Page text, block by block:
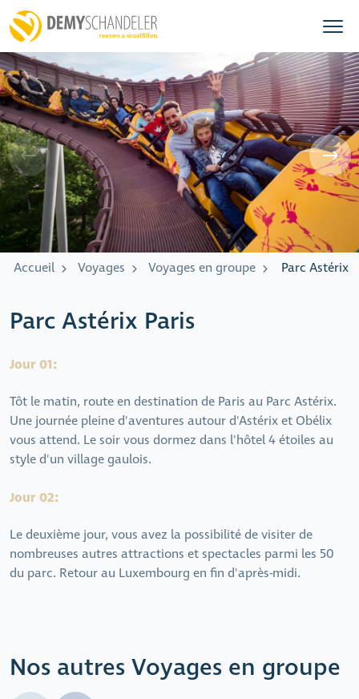
Accueil Voyages Voyages en groupe Parc Astérix
Parc Astérix Paris
Jour 01:
Tôt le matin, route en destination de Paris au Parc Astérix.
Une journée pleine d'aventures autour d'Astérix et Obélix
vous attend. Le soir vous dormez dans l'hôtel 4 étoiles au
style d'un village gaulois.
Jour 02:
Le deuxième jour, vous avez la possibilité de visiter de
nombreuses autres attractions et spectacles parmi les 50
du parc. Retour au Luxembourg en fin d'après-midi.
Nos autres Voyages en groupe